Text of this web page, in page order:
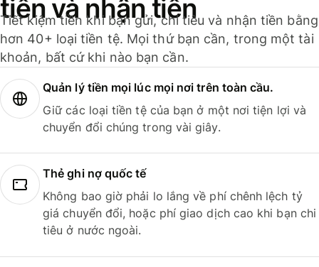
tiền và nhận tiền
Tiết kiệm tiền khi bạn gửi, chi tiêu và nhận tiền bằng
hơn 40+ loại tiền tệ. Mọi thứ bạn cần, trong một tài
khoản, bất cứ khi nào bạn cần.
Quản lý tiền mọi lúc mọi nơi trên toàn cầu.
Giữ các loại tiền tệ của bạn ở một nơi tiện lợi và
chuyển đổi chúng trong vài giây.
Thẻ ghi nợ quốc tế
Không bao giờ phải lo lắng về phí chênh lệch tỷ
giá chuyển đổi, hoặc phí giao dịch cao khi bạn chi
tiêu ở nước ngoài.